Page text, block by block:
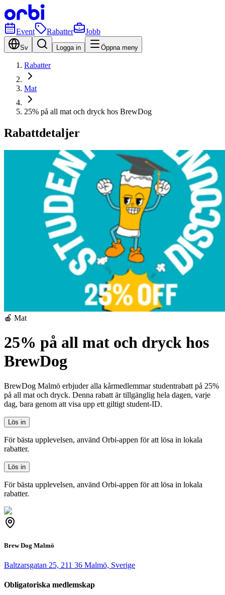
Event Rabatter Jobb
Sv Logga in Öppna meny
Rabatter
Mat
25% på all mat och dryck hos BrewDog
Rabattdetaljer
🍎 Mat
25% på all mat och dryck hos
BrewDog
BrewDog Malmö erbjuder alla kårmedlemmar studentrabatt på 25%
på all mat och dryck. Denna rabatt är tillgänglig hela dagen, varje
dag, bara genom att visa upp ett giltigt student-ID.
Lös in
För bästa upplevelsen, använd Orbi-appen för att lösa in lokala
rabatter.
Lös in
För bästa upplevelsen, använd Orbi-appen för att lösa in lokala
rabatter.
Brew Dog Malmö
Baltzarsgatan 25, 211 36 Malmö, Sverige
Obligatoriska medlemskap